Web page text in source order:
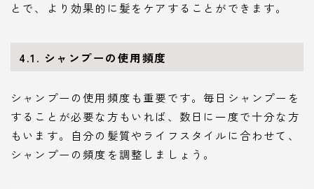
とで、より効果的に髪をケアすることができます。
4.1. シャンプーの使用頻度
シャンプーの使用頻度も重要です。毎日シャンプーを
することが必要な方もいれば、数日に一度で十分な方
もいます。自分の髪質やライフスタイルに合わせて、
シャンプーの頻度を調整しましょう。